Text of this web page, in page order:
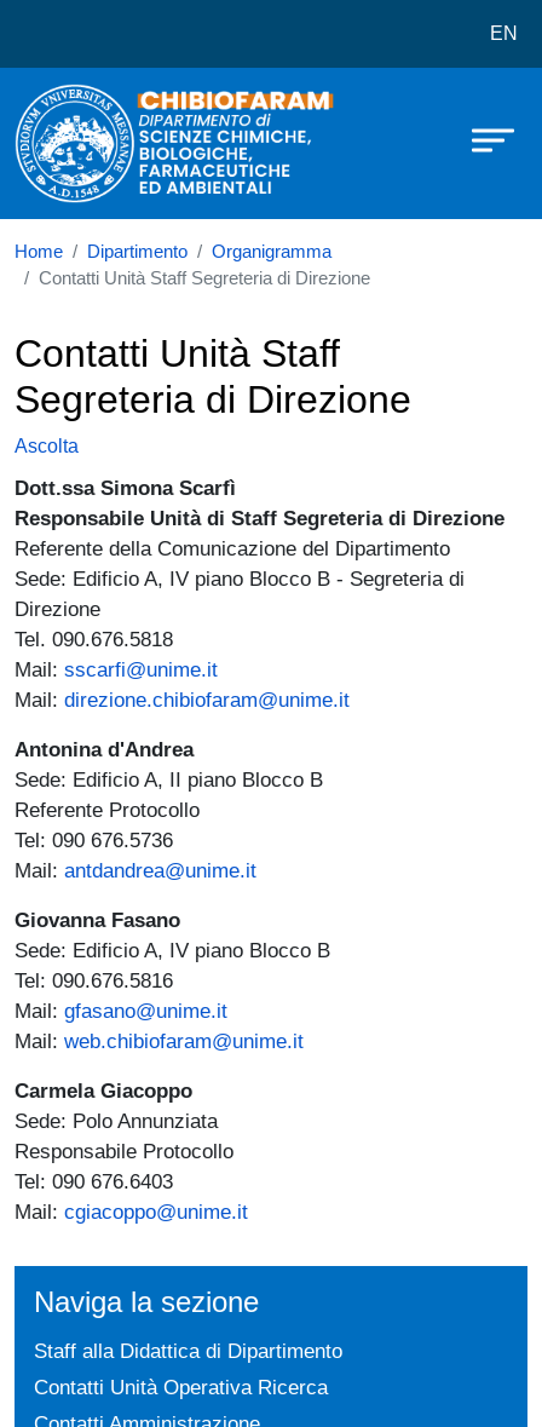
Dipartimento di Scienze EN
Home Dipartimento
Organigramma
Contatti Unità Staff Segreteria di Direzione
Contatti Unità Staff
Segreteria di Direzione
Ascolta
Dott.ssa Simona Scarfì
Responsabile Unità di Staff Segreteria di Direzione
Referente della Comunicazione del Dipartimento
Sede: Edificio A, IV piano Blocco B - Segreteria di
Direzione
Tel. 090.676.5818
Mail: sscarfi@unime.it
Mail: direzione.chibiofaram@unime.it
Antonina d'Andrea
Sede: Edificio A, II piano Blocco B
Referente Protocollo
Tel: 090 676.5736
Mail: antdandrea@unime.it
Giovanna Fasano
Sede: Edificio A, IV piano Blocco B
Tel: 090.676.5816
Mail: gfasano@unime.it
Mail: web.chibiofaram@unime.it
Carmela Giacoppo
Sede: Polo Annunziata
Responsabile Protocollo
Tel: 090 676.6403
Mail: cgiacoppo@unime.it
Naviga la sezione
Staff alla Didattica di Dipartimento
Contatti Unità Operativa Ricerca